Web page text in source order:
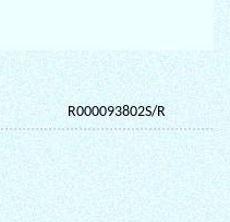
R000093802S/R